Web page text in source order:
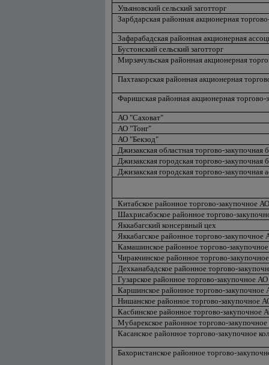
Ульяновский сельский заготторг
Зарбдарская районная акционерная
Зафарабадская районная акционерная
Бустонский сельский заготторг
Мирзачульская районная акционерная
Пахтакорская районная акционерная
Фаришская районная акционерная торгово-
АО "Саховат"
АО "Тонг"
АО "Бекзод"
Джизакская областная торгово-закупочная
Джизакская городская торгово-закупочная
Джизакская городская торгово-закупочная
Китабское районное торгово-закупочное АО
Шахрисабзское районное торгово-
Яккабагский консервный цех
Яккабагское районное торгово-закупочное
Камашинское районное торгово-
Чиракчинское районное торгово-
Дехканабадское районное торгово-
Гузарское районное торгово-закупочное АО
Каршинское районное торгово-закупочное
Нишанское районное торгово-закупочное
Касбинское районное торгово-закупочное
Мубарекское районное торгово-
Касанское районное торгово-закупочное
Бахористанское районное торгово-